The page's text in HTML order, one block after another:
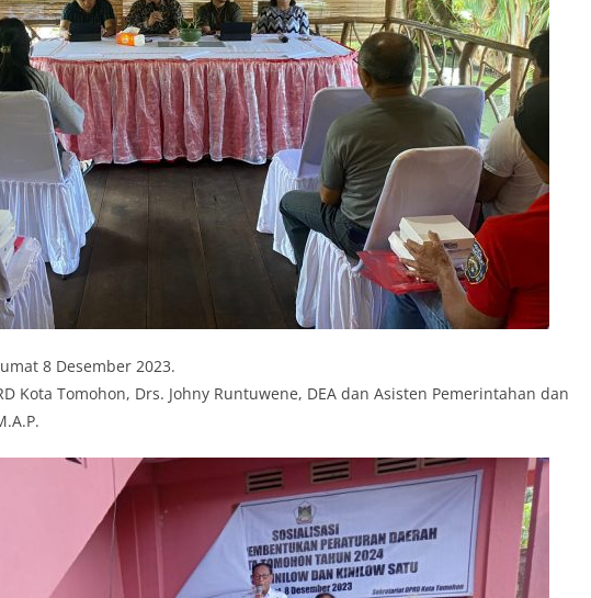
8 Desember 2023.
Kota Tomohon, Drs. Johny Runtuwene, DEA dan Asisten Pemerintahan dan